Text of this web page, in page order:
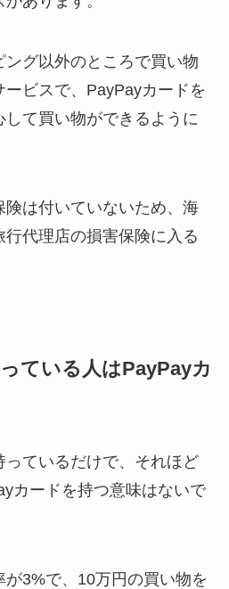
ング以外のところで買い物
ビスで、PayPayカードを
て買い物ができるように
険は付いていないため、海
代理店の損害保険に入る
ている人はPayPayカ
っているだけで、それほど
カードを持つ意味はないで
3%で、10万円の買い物を